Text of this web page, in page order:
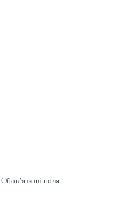
Обов’язкові поля